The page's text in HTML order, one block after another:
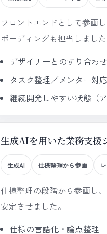
フロントエンドとして参画
ボーディングも担当しました
デザイナーとのすり合わ
タスク整理／メンター対応
継続開発しやすい状態（
生成AIを用いた業務支援
生成AI 仕様整理から参画
仕様整理の段階から参画し
安定させました。
仕様の言語化・論点整理